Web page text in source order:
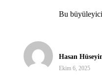
Bu
aldı
Hasan
Ekim 6, 2025